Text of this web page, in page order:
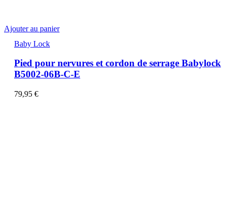
Ajouter au panier
Baby Lock
Pied pour nervures et cordon de serrage Babylock
B5002-06B-C-E
79,95 €